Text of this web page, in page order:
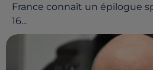
France connaît un épilogue
16...